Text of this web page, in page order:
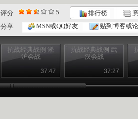
评分 5 排行榜
分享
MSN或QQ好友 贴到博客或
抗战经典战例 淞
沪会战
37:47
抗战经典战例 武
汉会战
37:27